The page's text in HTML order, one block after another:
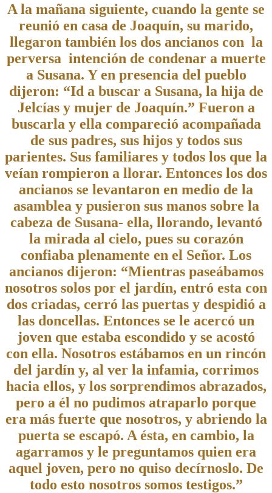
A la mañana siguiente, cuando la gente se
reunió en casa de Joaquín, su marido,
llegaron también los dos ancianos con la
perversa intención de condenar a muerte
a Susana. Y en presencia del pueblo
dijeron: “Id a buscar a Susana, la hija de
Jelcías y mujer de Joaquín.” Fueron a
buscarla y ella compareció acompañada
de sus padres, sus hijos y todos sus
parientes. Sus familiares y todos los que la
veían rompieron a llorar. Entonces los dos
ancianos se levantaron en medio de la
asamblea y pusieron sus manos sobre la
cabeza de Susana- ella, llorando, levantó
la mirada al cielo, pues su corazón
confiaba plenamente en el Señor. Los
ancianos dijeron: “Mientras paseábamos
nosotros solos por el jardín, entró esta con
dos criadas, cerró las puertas y despidió a
las doncellas. Entonces se le acercó un
joven que estaba escondido y se acostó
con ella. Nosotros estábamos en un rincón
del jardín y, al ver la infamia, corrimos
hacia ellos, y los sorprendimos abrazados,
pero a él no pudimos atraparlo porque
era más fuerte que nosotros, y abriendo la
puerta se escapó. A ésta, en cambio, la
agarramos y le preguntamos quien era
aquel joven, pero no quiso decírnoslo. De
todo esto nosotros somos testigos.”